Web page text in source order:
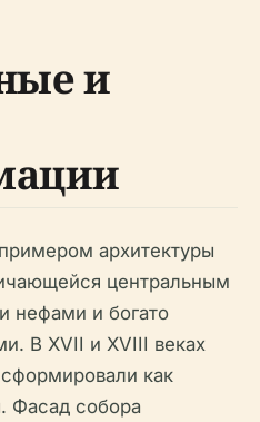
и
архитектуры
центральным
нефами и богато
В XVII и XVIII веках
как
Фасад собора